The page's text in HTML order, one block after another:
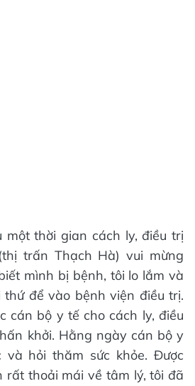
một thời gian cách ly, điều trị
trấn Thạch Hà) vui mừng
mình bị bệnh, tôi lo lắm và
để vào bệnh viện điều trị.
cán bộ y tế cho cách ly, điều
khởi. Hằng ngày cán bộ y
hỏi thăm sức khỏe. Được
rất thoải mái về tâm lý, tôi đã